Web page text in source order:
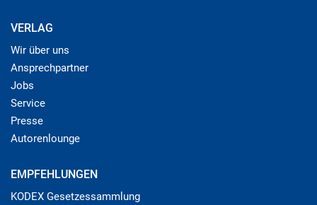
VERLAG
Wir über uns
Ansprechpartner
Jobs
Service
Presse
Autorenlounge
EMPFEHLUNGEN
KODEX Gesetzessammlung